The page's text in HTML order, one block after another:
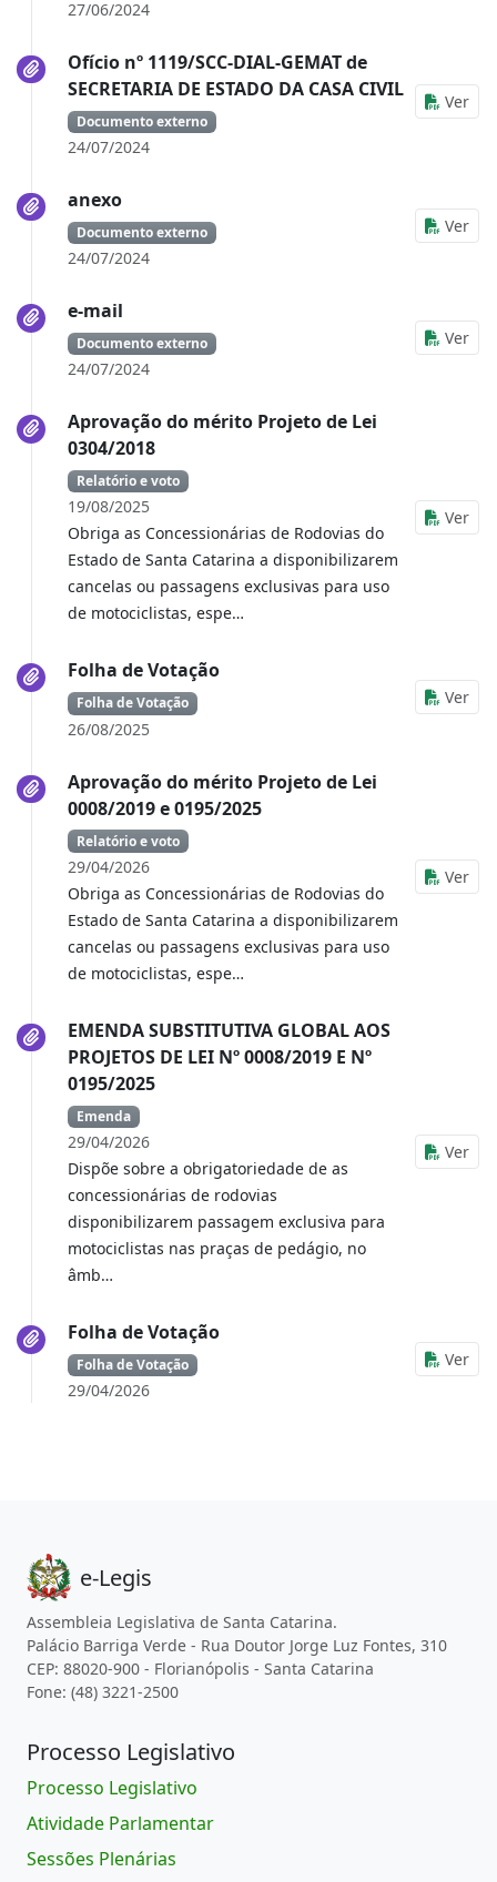
27/06/2024
Ofício nº 1119/SCC-DIAL-GEMAT de
SECRETARIA DE ESTADO DA CASA CIVIL
Documento externo
24/07/2024
Ver
anexo
Documento externo
24/07/2024
Ver
e-mail
Documento externo
24/07/2024
Ver
Aprovação do mérito Projeto de Lei
0304/2018
Relatório e voto
19/08/2025
Obriga as Concessionárias de Rodovias do
Estado de Santa Catarina a disponibilizarem
cancelas ou passagens exclusivas para uso
de motociclistas, espe…
Ver
Folha de Votação
Folha de Votação
26/08/2025
Ver
Aprovação do mérito Projeto de Lei
0008/2019 e 0195/2025
Relatório e voto
29/04/2026
Obriga as Concessionárias de Rodovias do
Estado de Santa Catarina a disponibilizarem
cancelas ou passagens exclusivas para uso
de motociclistas, espe…
Ver
EMENDA SUBSTITUTIVA GLOBAL AOS
PROJETOS DE LEI Nº 0008/2019 E Nº
0195/2025
Emenda
29/04/2026
Dispõe sobre a obrigatoriedade de as
concessionárias de rodovias
disponibilizarem passagem exclusiva para
motociclistas nas praças de pedágio, no
âmb…
Ver
Folha de Votação
Folha de Votação
29/04/2026
Ver
e-Legis
Assembleia Legislativa de Santa Catarina.
Palácio Barriga Verde - Rua Doutor Jorge Luz Fontes, 310
CEP: 88020-900 - Florianópolis - Santa Catarina
Fone: (48) 3221-2500
Processo Legislativo
Processo Legislativo
Atividade Parlamentar
Sessões Plenárias